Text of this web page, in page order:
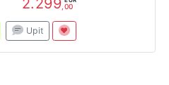
2.299 ,00
Upit